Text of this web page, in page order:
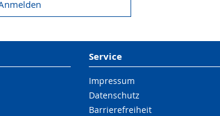
Service
Impressum
Datenschutz
Barrierefreiheit